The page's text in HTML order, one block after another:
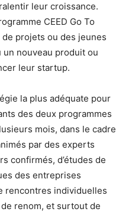
leur croissance.
CEED Go To
projets ou des jeunes
nouveau produit ou
leur startup.
la plus adéquate pour
des deux programmes
mois, dans le cadre
par des experts
confirmés, d’études de
des entreprises
rencontres individuelles
renom, et surtout de